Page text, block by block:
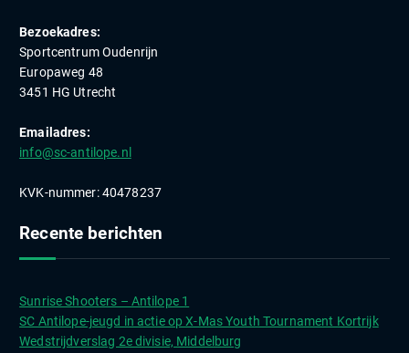
Bezoekadres:
Sportcentrum Oudenrijn
Europaweg 48
3451 HG Utrecht
Emailadres:
info@sc-antilope.nl
KVK-nummer: 40478237
Recente berichten
Sunrise Shooters – Antilope 1
SC Antilope-jeugd in actie op X-Mas Youth Tournament Kortrijk
Wedstrijdverslag 2e divisie, Middelburg